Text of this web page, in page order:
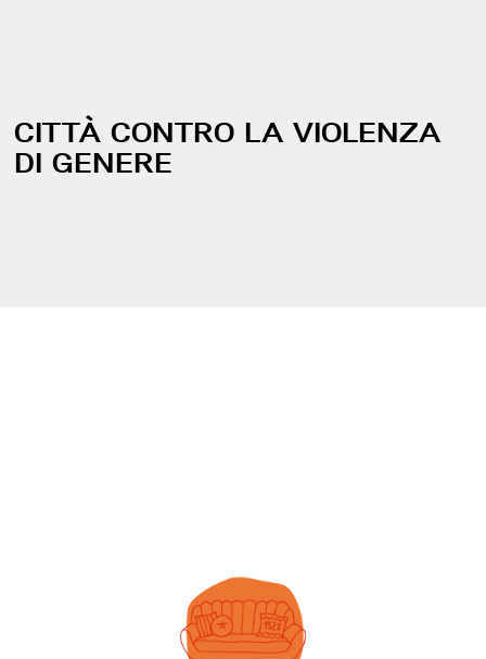
CITTÀ CONTRO LA VIOLENZA
DI GENERE